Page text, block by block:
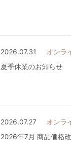
2026.07.31
オンラ
夏季休業のお知らせ
2026.07.27
オンラ
2026年7月 商品価格